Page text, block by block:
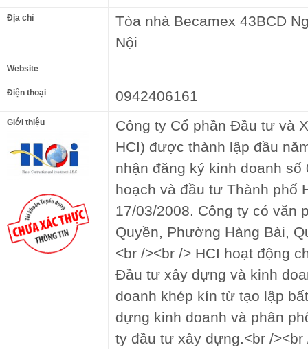
Địa chỉ
Tòa nhà Becamex 43BCD
Nội
Website
Điện thoại 0942406161
Giới thiệu
Công ty Cổ phần Đầu tư và
HCI) được thành lập đầu
nhận đăng ký kinh doanh
hoạch và đầu tư Thành phố
17/03/2008. Công ty có văn
Quyền, Phường Hàng Bài,
<br /><br /> HCI hoạt động
Đầu tư xây dựng và kinh
doanh khép kín từ tạo lập
dựng kinh doanh và phân
ty đầu tư xây dựng.<br /